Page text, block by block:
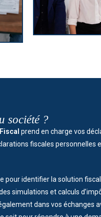
société ?
prend en charge vos
fiscales personnelles
pour identifier la solution
simulations et calculs
dans vos échanges